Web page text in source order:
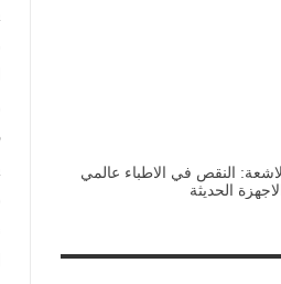
النقص في الاطباء عالمي
الحديثة